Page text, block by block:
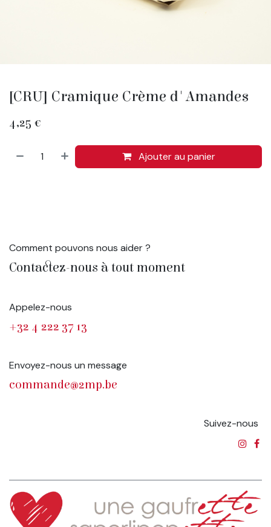
[CRU] Cramique Crème d'Amandes
4,25 €
Ajouter au panier
Comment pouvons nous aider ?
Contactez-nous à tout moment
Appelez-nous
+32 4 222 37 13
Envoyez-nous un message
commande@2mp.be
Suivez-nous